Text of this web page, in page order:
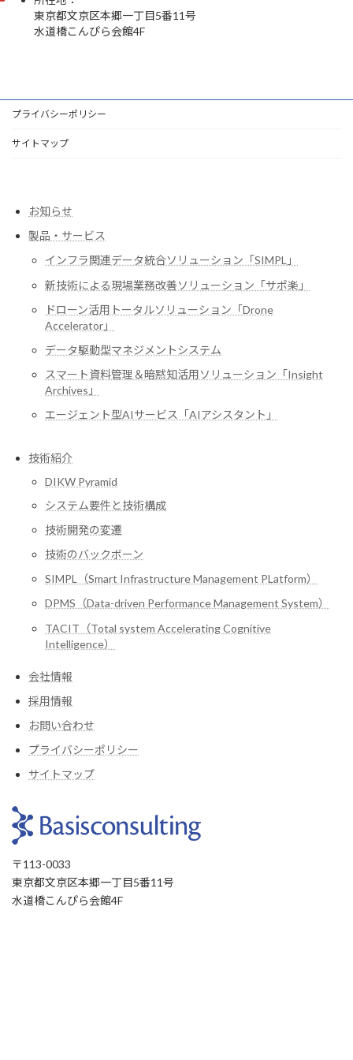
東京都文京区本郷一丁目5番11号
水道橋こんぴら会館4F
プライバシーポリシー
サイトマップ
お知らせ
製品・サービス
インフラ関連データ統合ソリューション「SIMPL」
新技術による現場業務改善ソリューション「サポ楽」
ドローン活用トータルソリューション「Drone
Accelerator」
データ駆動型マネジメントシステム
スマート資料管理＆暗黙知活用ソリューション「Insight
Archives」
エージェント型AIサービス「AIアシスタント」
技術紹介
DIKW Pyramid
システム要件と技術構成
技術開発の変遷
技術のバックボーン
SIMPL（Smart Infrastructure Management PLatform）
DPMS（Data-driven Performance Management System）
TACIT（Total system Accelerating Cognitive
Intelligence）
会社情報
採用情報
お問い合わせ
プライバシーポリシー
サイトマップ
〒113-0033
東京都文京区本郷一丁目5番11号
水道橋こんぴら会館4F